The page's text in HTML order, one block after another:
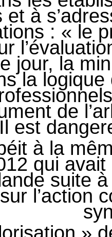
et à
: « le
jour, la
la
de
Il est
à la
qui
suite
l’action